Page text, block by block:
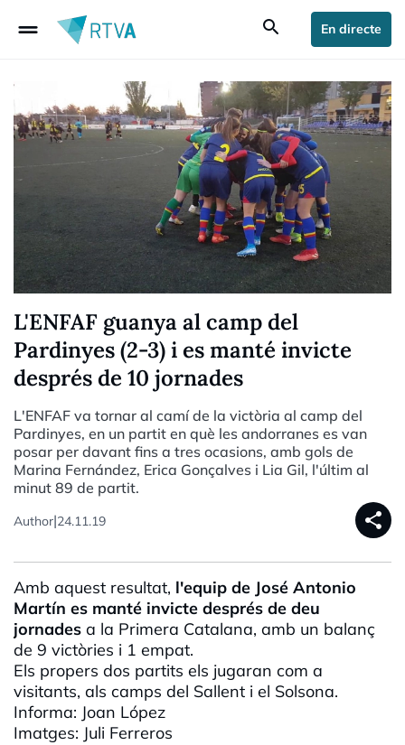
drag_handle search En directe
L'ENFAF guanya al camp del
Pardinyes (2-3) i es manté invicte
després de 10 jornades
L'ENFAF va tornar al camí de la victòria al camp del
Pardinyes, en un partit en què les andorranes es van
posar per davant fins a tres ocasions, amb gols de
Marina Fernández, Erica Gonçalves i Lia Gil, l'últim al
minut 89 de partit.
Author|24.11.19 share
Amb aquest resultat, l'equip de José Antonio
Martín es manté invicte després de deu
jornades a la Primera Catalana, amb un balanç
de 9 victòries i 1 empat.
Els propers dos partits els jugaran com a
visitants, als camps del Sallent i el Solsona.
Informa: Joan López
Imatges: Juli Ferreros